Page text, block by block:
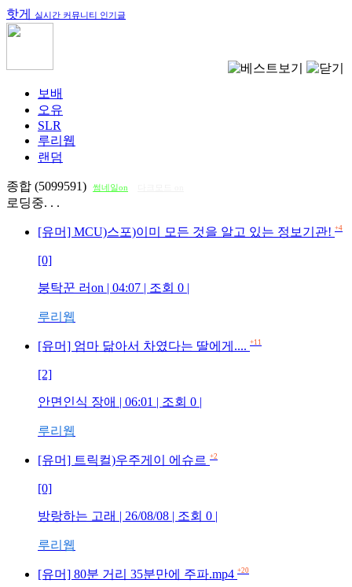
핫게 실시간 커뮤니티 인기글
보배
오유
SLR
루리웹
랜덤
종합 (5099591) 썸네일on
로딩중. . .
[유머] MCU)스포)이미 모든 것을 알고 있는 정보기관! +4
[0]
붕탁꾼 러on | 04:07 | 조회 0 |
루리웹
[유머] 엄마 닮아서 차였다는 딸에게.... +11
[2]
안면인식 장애 | 06:01 | 조회 0 |
루리웹
[유머] 트릭컬)우주게이 에슈르 +2
[0]
방랑하는 고래 | 26/08/08 | 조회 0 |
루리웹
[유머] 80분 거리 35분만에 주파.mp4 +20